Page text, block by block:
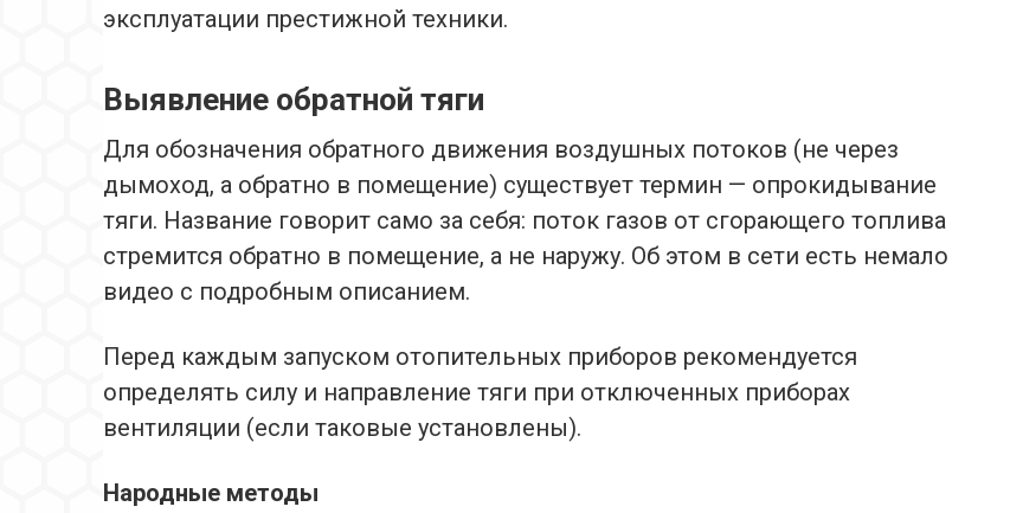
эксплуатации престижной техники.
Выявление обратной тяги
Для обозначения обратного движения воздушных потоков (не через
дымоход, а обратно в помещение) существует термин — опрокидывание
тяги. Название говорит само за себя: поток газов от сгорающего топлива
стремится обратно в помещение, а не наружу. Об этом в сети есть немало
видео с подробным описанием.
Перед каждым запуском отопительных приборов рекомендуется
определять силу и направление тяги при отключенных приборах
вентиляции (если таковые установлены).
Народные методы